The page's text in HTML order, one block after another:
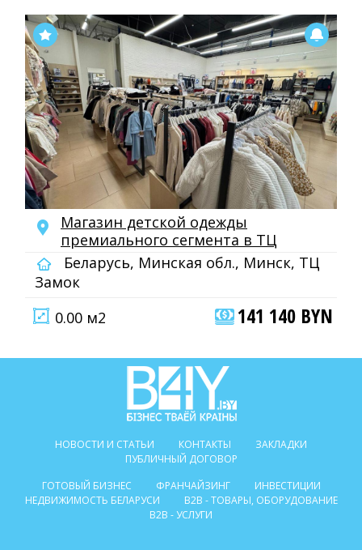
Магазин детской одежды
премиального сегмента в ТЦ
Беларусь, Минская обл., Минск, ТЦ
Замок
0.00 м2
141 140 BYN
НОВОСТИ И СТАТЬИ КОНТАКТЫ
ЗАКЛАДКИ
ПУБЛИЧНЫЙ ДОГОВОР
ГОТОВЫЙ БИЗНЕС
ФРАНЧАЙЗИНГ
ИНВЕСТИЦИИ
НЕДВИЖИМОСТЬ БЕЛАРУСИ
B2B - ТОВАРЫ, ОБОРУДОВАНИЕ
B2B - УСЛУГИ